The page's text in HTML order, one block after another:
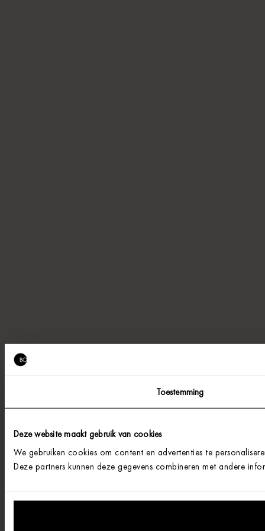
Toestemming
Deze website maakt gebruik van cookies
We gebruiken cookies om content en advertenties te
Deze partners kunnen deze gegevens combineren met andere